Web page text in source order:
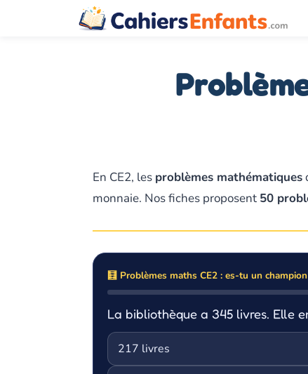
En CE2, les problèmes mathématiques
monnaie. Nos fiches proposent 50
🧮 Problèmes maths CE2 : es-tu un
La bibliothèque a 345 livres. Elle
217 livres